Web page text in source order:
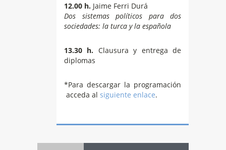
12.00 h. Jaime Ferri Durá
Dos sistemas políticos para dos
sociedades: la turca y la española
13.30 h. Clausura y entrega de
diplomas
*Para descargar la programación
acceda al siguiente enlace.